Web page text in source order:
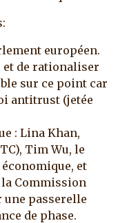
européen.
et de rationaliser
sur ce point car
antitrust (jetée
: Lina Khan,
Tim Wu, le
et
Commission
une passerelle
de phase.